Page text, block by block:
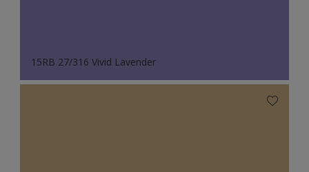
15RB 27/316 Vivid Lavender